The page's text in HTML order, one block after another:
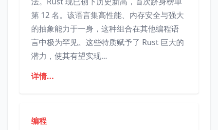
第 12 名。该语言集高性能、内存安全与强大
的抽象能力于一身，这种组合在其他编程语
言中极为罕见。这些特质赋予了 Rust 巨大的
潜力，使其有望实现...
详情...
编程